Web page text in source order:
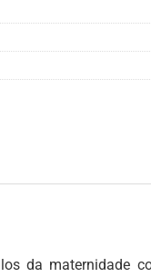
da maternidade